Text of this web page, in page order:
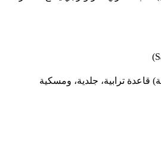
قاعدة ترابية، جلدية، ومسكية